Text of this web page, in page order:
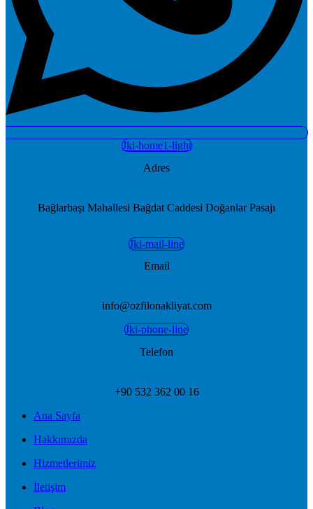
Jki-home1-light
Adres
Bağlarbaşı Mahallesi Bağdat Caddesi Doğanlar Pasajı
Jki-mail-line
Email
info@ozfilonakliyat.com
Jki-phone-line
Telefon
+90 532 362 00 16
Ana Sayfa
Hakkımızda
Hizmetlerimiz
İletişim